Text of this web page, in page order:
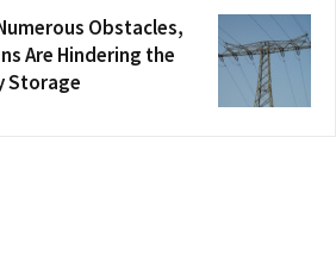
Obstacles,
Are Hindering the
Storage